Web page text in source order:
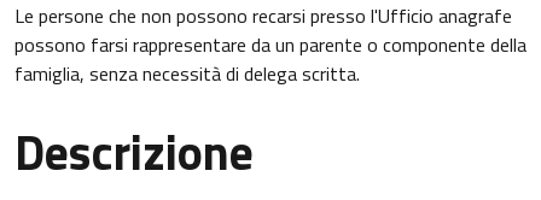
Le persone che non possono recarsi presso l'Ufficio anagrafe
possono farsi rappresentare da un parente o componente della
famiglia, senza necessità di delega scritta.
Descrizione